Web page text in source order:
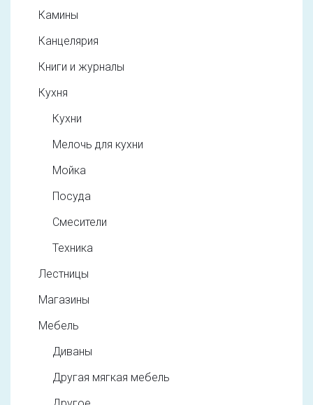
Камины
Канцелярия
Книги и журналы
Кухня
Кухни
Мелочь для кухни
Мойка
Посуда
Смесители
Техника
Лестницы
Магазины
Мебель
Диваны
Другая мягкая мебель